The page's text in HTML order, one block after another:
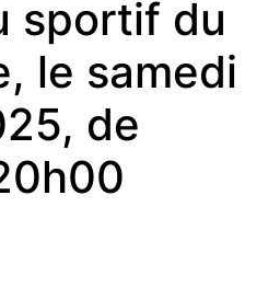
sportif du
le samedi
de